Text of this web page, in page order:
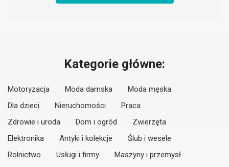
Kategorie główne:
Motoryzacja Moda damska
Moda męska
Dla dzieci
Nieruchomości
Praca
Zdrowie i uroda
Dom i ogród
Zwierzęta
Elektronika
Antyki i kolekcje
Ślub i wesele
Rolnictwo
Usługi i firmy
Maszyny i przemysł